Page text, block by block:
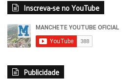
Inscreva-se no YouTube
Publicidade